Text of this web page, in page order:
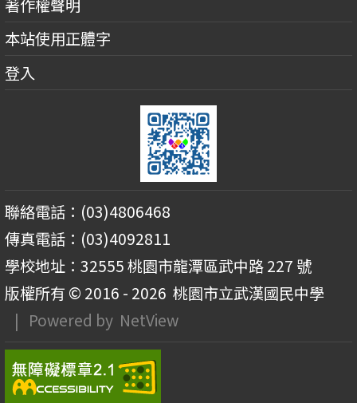
著作權聲明
本站使用正體字
登入
聯絡電話：(03)4806468
傳真電話：(03)4092811
學校地址：32555 桃園市龍潭區武中路 227 號
版權所有 © 2016 - 2026 桃園市立武漢國民中學
| Powered by NetView